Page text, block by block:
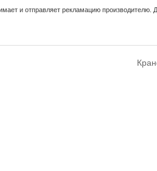
и отправляет рекламацию производителю.